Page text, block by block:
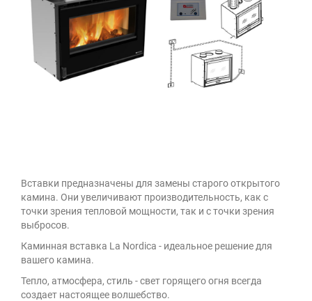
Вставки предназначены для замены старого открытого
камина. Они увеличивают производительность, как с
точки зрения тепловой мощности, так и с точки зрения
выбросов.
Каминная вставка La Nordica - идеальное решение для
вашего камина.
Тепло, атмосфера, стиль - свет горящего огня всегда
создает настоящее волшебство.